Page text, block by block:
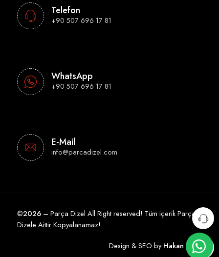
Telefon
+90 507 696 17 81
WhatsApp
+90 507 696 17 81
E-Mail
info@parcadizel.com
©2026 – Parça Dizel All Right reserved! Tüm içerik Parça
Dizele Aittir Kopyalanamaz!
Design & SEO byHakan Çelik